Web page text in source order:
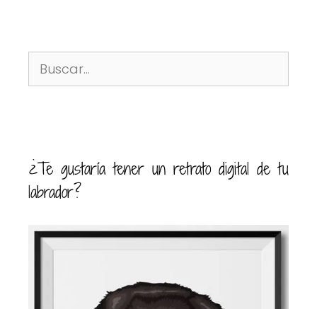
¿Te gustaría tener un retrato digital de tu
labrador?